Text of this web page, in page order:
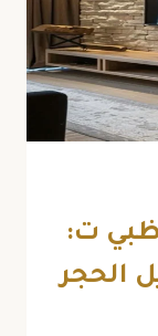
ت:
بديل الحجر